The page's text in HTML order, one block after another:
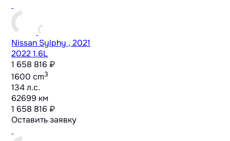
Nissan Sylphy , 2021
2022 1.6L
1 658 816 ₽
1600 cm3
134 л.с.
62699 км
1 658 816 ₽
Оставить заявку